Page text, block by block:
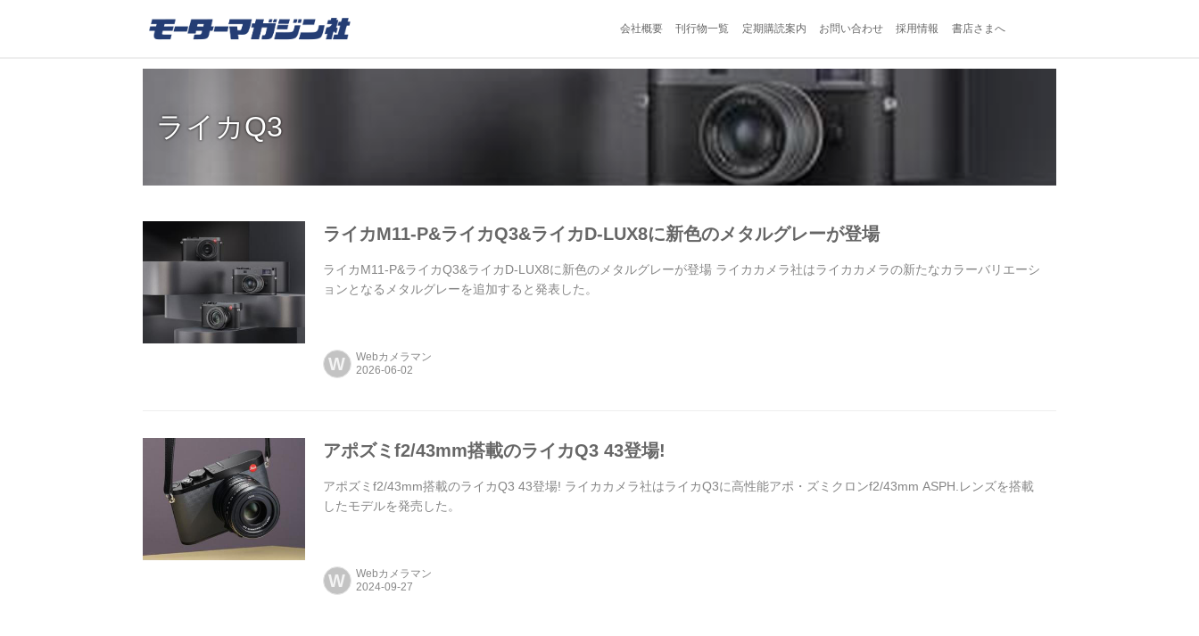
会社概要 刊行物一覧 定期購読案内 お問い合わせ 採用情報 書店さまへ
ライカQ3
ライカM11-P&ライカQ3&ライカD-LUX8に新色のメタルグレーが登場
ライカM11-P&ライカQ3&ライカD-LUX8に新色のメタルグレーが登場 ライカカメラ社はライカカメラの新たなカラーバリエーシ
ョンとなるメタルグレーを追加すると発表した。
W Webカメラマン
アポズミf2/43mm搭載のライカQ3 43登場!
アポズミf2/43mm搭載のライカQ3 43登場! ライカカメラ社はライカQ3に高性能アポ・ズミクロンf2/43mm ASPH.レンズを搭載
したモデルを発売した。
W Webカメラマン